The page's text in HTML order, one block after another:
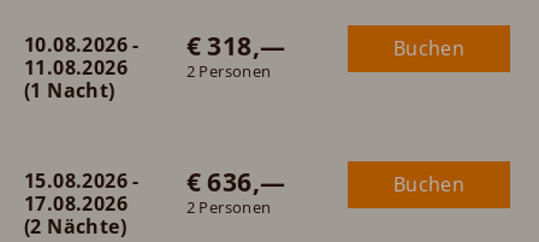
Maximalbelegung:
10.08.2026 -
11.08.2026
(1 Nacht)
€ 318,—
2 Personen
Buchen
15.08.2026 -
17.08.2026
(2 Nächte)
€ 636,—
2 Personen
Buchen